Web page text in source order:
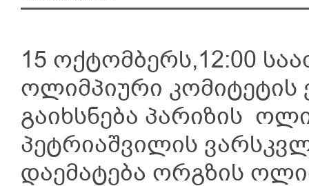
15 ოქტომბერს,12:00
ოლიმპიური კომიტეტის
გაიხსნება პარიზის
პეტრიაშვილის
დაემატება ორგზის